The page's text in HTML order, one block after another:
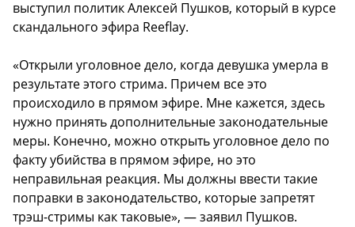
выступил политик Алексей Пушков, который в курсе
скандального эфира Reeflay.
«Открыли уголовное дело, когда девушка умерла в
результате этого стрима. Причем все это
происходило в прямом эфире. Мне кажется, здесь
нужно принять дополнительные законодательные
меры. Конечно, можно открыть уголовное дело по
факту убийства в прямом эфире, но это
неправильная реакция. Мы должны ввести такие
поправки в законодательство, которые запретят
трэш-стримы как таковые», — заявил Пушков.